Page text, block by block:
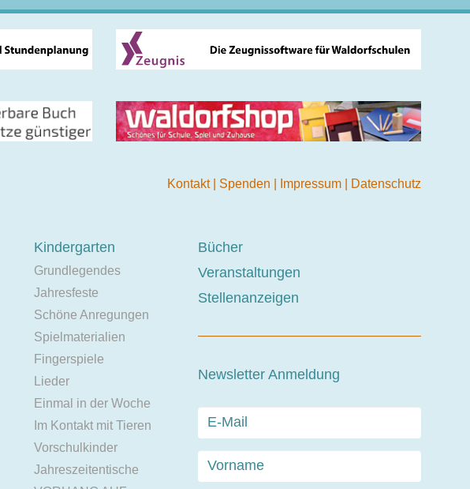
Kontakt Spenden Impressum Datenschutz
Kindergarten
Grundlegendes
Jahresfeste
Schöne Anregungen
Spielmaterialien
Fingerspiele
Lieder
Einmal in der Woche
Im Kontakt mit Tieren
Vorschulkinder
Jahreszeitentische
Bücher
Veranstaltungen
Stellenanzeigen
Newsletter Anmeldung